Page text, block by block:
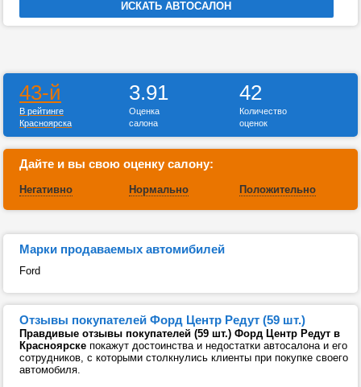
43-й
В рейтинге
Красноярска
3.91
Оценка
салона
42
Количество
оценок
Дайте и вы свою оценку салону:
Негативно Нормально Положительно
Марки продаваемых автомибилей
Ford
Отзывы покупателей Форд Центр Редут (59 шт.)
Правдивые отзывы покупателей (59 шт.) Форд Центр Редут в
Красноярске покажут достоинства и недостатки автосалона и его
сотрудников, с которыми столкнулись клиенты при покупке своего
автомобиля.